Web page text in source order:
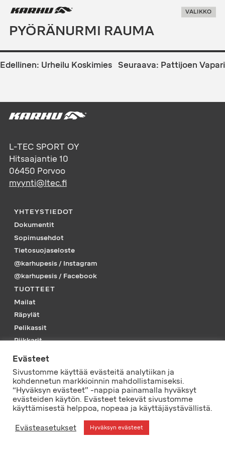
Suoraan
Karhu Pesis VALIKKO
PYÖRÄNURMI RAUMA
ARTIKKELIEN
SELAUS
Edellinen: Urheilu Koskimies Seuraava: Pattijoen Vapari
L-TEC SPORT OY
Hitsaajantie 10
06450 Porvoo
myynti@ltec.fi
YHTEYSTIEDOT
Dokumentit
Sopimusehdot
Tietosuojaseloste
@karhupesis / Instagram
@karhupesis / Facebook
TUOTTEET
Mailat
Räpylät
Pelikassit
Piikkarit
PELISSÄ MUKANA
© L-Tec Sport Oy
Evästeet
Sivustomme käyttää evästeitä analytiikan ja
kohdennetun markkioinnin mahdollistamiseksi.
“Hyväksyn evästeet” -nappia painamalla hyväksyt
evästeiden käytön. Evästeet tekevät sivustomme
käyttämisestä helppoa, nopeaa ja käyttäjäystävällistä.
Evästeasetukset Hyväksyn evästeet